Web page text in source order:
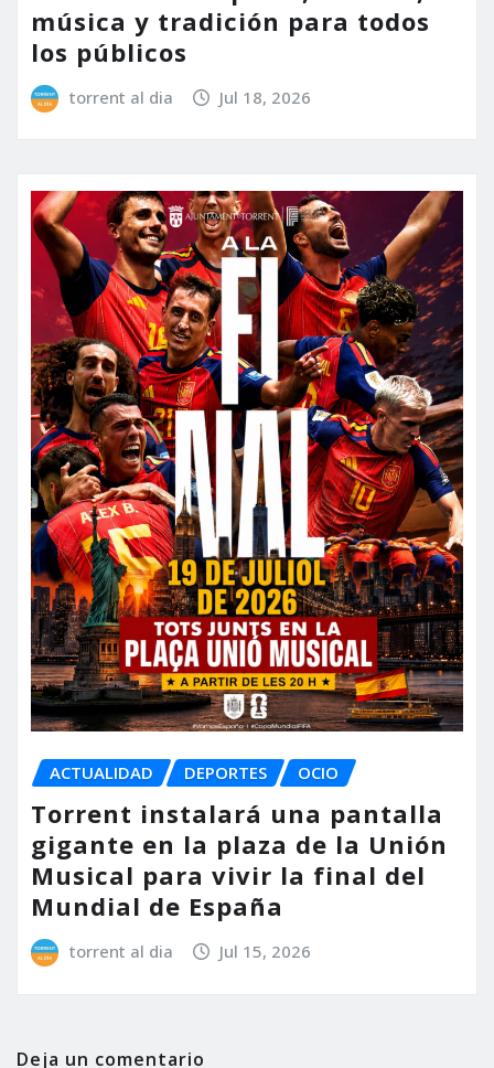
música y tradición para todos
los públicos
torrent al dia Jul 18, 2026
ACTUALIDAD DEPORTES OCIO
Torrent instalará una pantalla
gigante en la plaza de la Unión
Musical para vivir la final del
Mundial de España
torrent al dia Jul 15, 2026
Deja un comentario